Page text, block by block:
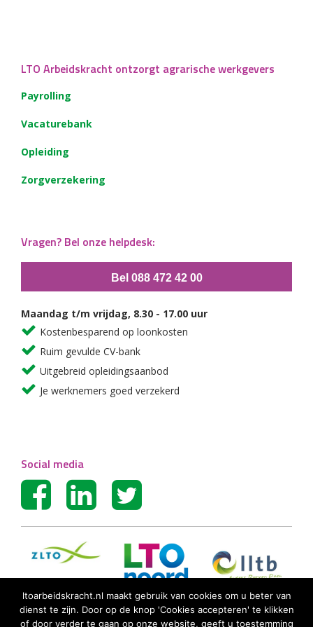
LTO Arbeidskracht ontzorgt agrarische werkgevers
Payrolling
Vacaturebank
Opleiding
Zorgverzekering
Vragen? Bel onze helpdesk:
Bel 088 472 42 00
Maandag t/m vrijdag, 8.30 - 17.00 uur
Kostenbesparend op loonkosten
Ruim gevulde CV-bank
Uitgebreid opleidingsaanbod
Je werknemers goed verzekerd
Social media
ltoarbeidskracht.nl maakt gebruik van cookies om u beter van
dienst te zijn. Door op de knop 'Cookies accepteren' te klikken
of door verder te gaan op onze website, geeft u toestemming